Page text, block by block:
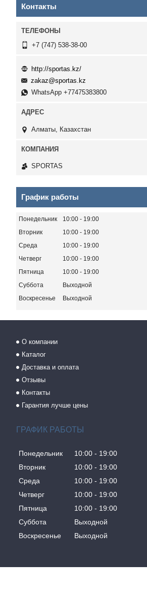
Контакты
+7 (747) 538-38-00
http://sportas.kz/
zakaz@sportas.kz
WhatsApp +77475383800
Алматы, Казахстан
SPORTAS
График работы
Понедельник 10:00
19:00
Вторник
10:00
19:00
Среда
10:00
19:00
Четверг
10:00
19:00
Пятница
10:00
19:00
Суббота
Выходной
Воскресенье
Выходной
О компании
Каталог
Доставка и оплата
Отзывы
Контакты
Гарантия лучше цены
ГРАФИК РАБОТЫ
Понедельник 10:00
19:00
Вторник
10:00
19:00
Среда
10:00
19:00
Четверг
10:00
19:00
Пятница
10:00
19:00
Суббота
Выходной
Воскресенье
Выходной